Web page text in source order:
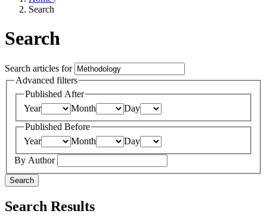
Search
Search
Search articles for
Advanced filters
Published After
Year
Month
Day
Published Before
Year
Month
Day
By Author
Search
Search Results